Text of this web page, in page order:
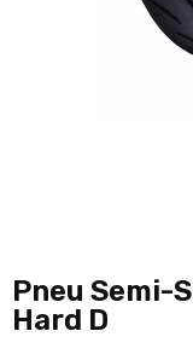
Pneu Semi-
Hard D